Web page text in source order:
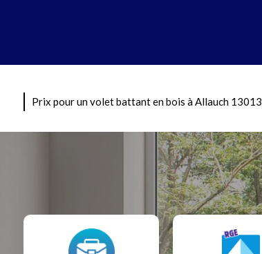
Prix pour un volet battant en bois à Allauch 13013